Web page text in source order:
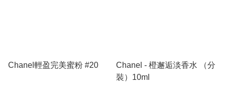
Chanel輕盈完美蜜粉 #20
Chanel - 橙邂逅淡香水 （分
裝）10ml